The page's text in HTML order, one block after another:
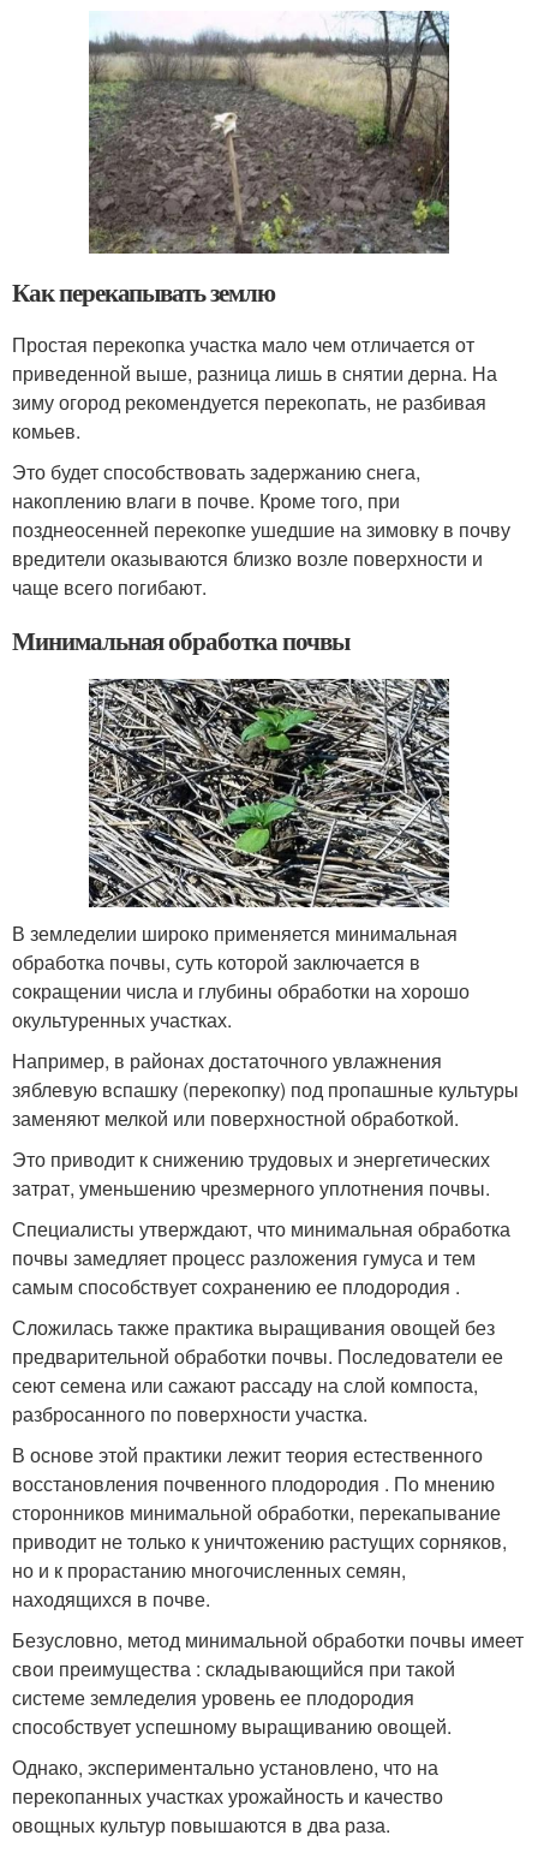
Как перекапывать землю
Простая перекопка участка мало чем отличается от
приведенной выше, разница лишь в снятии дерна. На
зиму огород рекомендуется перекопать, не разбивая
комьев.
Это будет способствовать задержанию снега,
накоплению влаги в почве. Кроме того, при
позднеосенней перекопке ушедшие на зимовку в почву
вредители оказываются близко возле поверхности и
чаще всего погибают.
Минимальная обработка почвы
В земледелии широко применяется минимальная
обработка почвы, суть которой заключается в
сокращении числа и глубины обработки на хорошо
окультуренных участках.
Например, в районах достаточного увлажнения
зяблевую вспашку (перекопку) под пропашные культуры
заменяют мелкой или поверхностной обработкой.
Это приводит к снижению трудовых и энергетических
затрат, уменьшению чрезмерного уплотнения почвы.
Специалисты утверждают, что минимальная обработка
почвы замедляет процесс разложения гумуса и тем
самым способствует сохранению ее плодородия .
Сложилась также практика выращивания овощей без
предварительной обработки почвы. Последователи ее
сеют семена или сажают рассаду на слой компоста,
разбросанного по поверхности участка.
В основе этой практики лежит теория естественного
восстановления почвенного плодородия . По мнению
сторонников минимальной обработки, перекапывание
приводит не только к уничтожению растущих сорняков,
но и к прорастанию многочисленных семян,
находящихся в почве.
Безусловно, метод минимальной обработки почвы имеет
свои преимущества : складывающийся при такой
системе земледелия уровень ее плодородия
способствует успешному выращиванию овощей.
Однако, экспериментально установлено, что на
перекопанных участках урожайность и качество
овощных культур повышаются в два раза.